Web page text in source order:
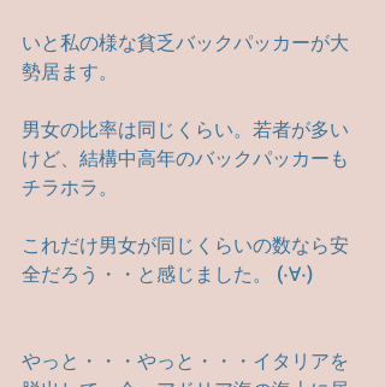
いと私の様な貧乏バックパッカーが大
勢居ます。
男女の比率は同じくらい。若者が多い
けど、結構中高年のバックパッカーも
チラホラ。
これだけ男女が同じくらいの数なら安
全だろう・・と感じました。 (·∀·)
やっと・・・やっと・・・イタリアを